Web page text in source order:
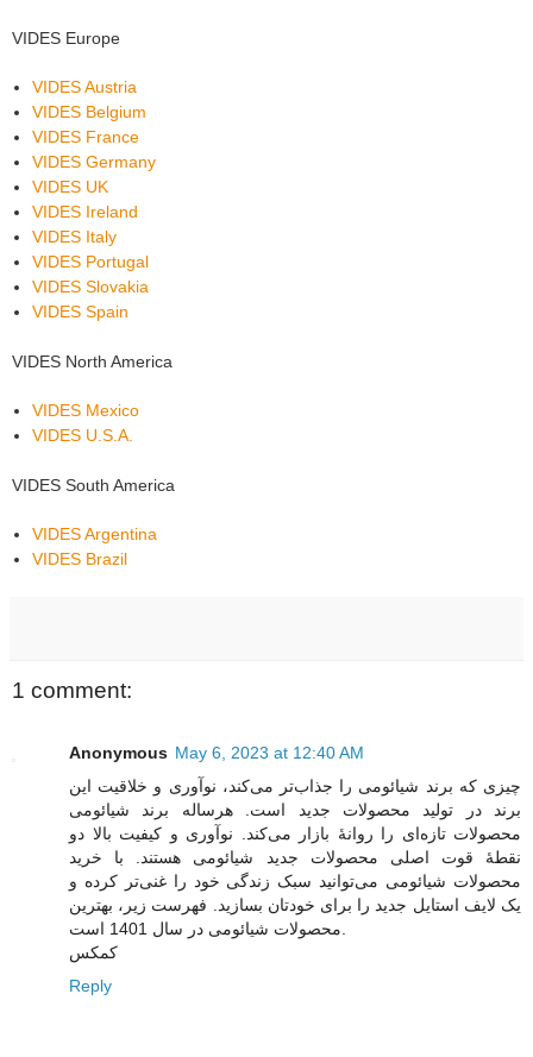
VIDES Europe
VIDES Austria
VIDES Belgium
VIDES France
VIDES Germany
VIDES UK
VIDES Ireland
VIDES Italy
VIDES Portugal
VIDES Slovakia
VIDES Spain
VIDES North America
VIDES Mexico
VIDES U.S.A.
VIDES South America
VIDES Argentina
VIDES Brazil
1 comment:
Anonymous May 6, 2023 at 12:40 AM
چیزی که برند شیائومی را جذاب‌تر می‌کند، نوآوری و خلاقیت این
برند در تولید محصولات جدید است. هرساله برند شیائومی
محصولات تازه‌ای را روانۀ بازار می‌کند. نوآوری و کیفیت بالا دو
نقطۀ قوت اصلی محصولات جدید شیائومی هستند. با خرید
محصولات شیائومی می‌توانید سبک زندگی خود را غنی‌تر کرده و
یک لایف استایل جدید را برای خودتان بسازید. فهرست زیر، بهترین
کمکس
Reply